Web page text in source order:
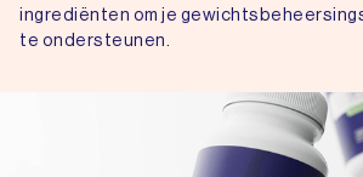
ingrediënten om je
te ondersteunen.